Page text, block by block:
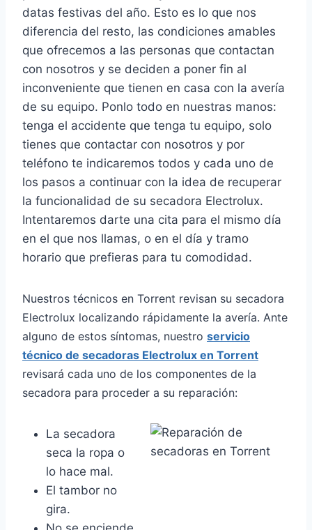
datas festivas del año. Esto es lo que nos
diferencia del resto, las condiciones amables
que ofrecemos a las personas que contactan
con nosotros y se deciden a poner fin al
inconveniente que tienen en casa con la avería
de su equipo. Ponlo todo en nuestras manos:
tenga el accidente que tenga tu equipo, solo
tienes que contactar con nosotros y por
teléfono te indicaremos todos y cada uno de
los pasos a continuar con la idea de recuperar
la funcionalidad de su secadora Electrolux.
Intentaremos darte una cita para el mismo día
en el que nos llamas, o en el día y tramo
horario que prefieras para tu comodidad.
Nuestros técnicos en Torrent revisan su secadora
Electrolux localizando rápidamente la avería. Ante
alguno de estos síntomas, nuestro servicio
técnico de secadoras Electrolux en Torrent
revisará cada uno de los componentes de la
secadora para proceder a su reparación:
La secadora
seca la ropa o
lo hace mal.
El tambor no
gira.